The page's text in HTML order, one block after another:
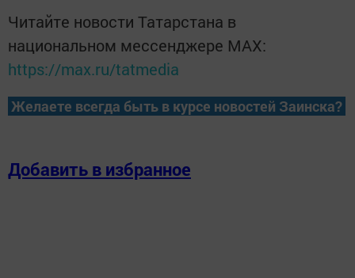
Читайте новости Татарстана в
национальном мессенджере MАХ:
https://max.ru/tatmedia
Желаете всегда быть в курсе новостей Заинска?
Добавить в избранное